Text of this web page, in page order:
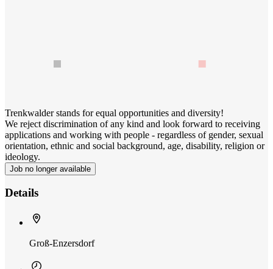
Trenkwalder stands for equal opportunities and diversity!
We reject discrimination of any kind and look forward to receiving
applications and working with people - regardless of gender, sexual
orientation, ethnic and social background, age, disability, religion or
ideology.
Job no longer available
Details
Groß-Enzersdorf